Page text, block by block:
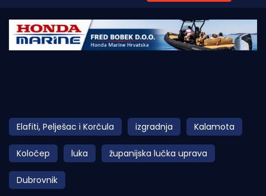
Početna
Obala
Otoci
Turizam i nautika
Pomorstvo
Elafiti, Pelješac i Korčula izgradnja Kalamota
Koločep luka županijska lučka uprava
Dubrovnik